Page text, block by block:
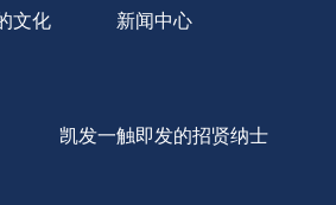
文化 新闻中心
凯发一触即发的招贤纳士